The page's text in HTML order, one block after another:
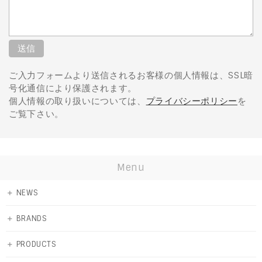
ご入力フォームより送信されるお客様の個人情報は、SSL暗
号化通信により保護されます。
個人情報の取り扱いについては、 プライバシーポリシー を
ご覧下さい。
Menu
＋ NEWS
＋ BRANDS
＋ PRODUCTS